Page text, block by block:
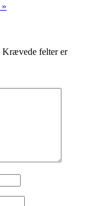
»
Krævede felter er